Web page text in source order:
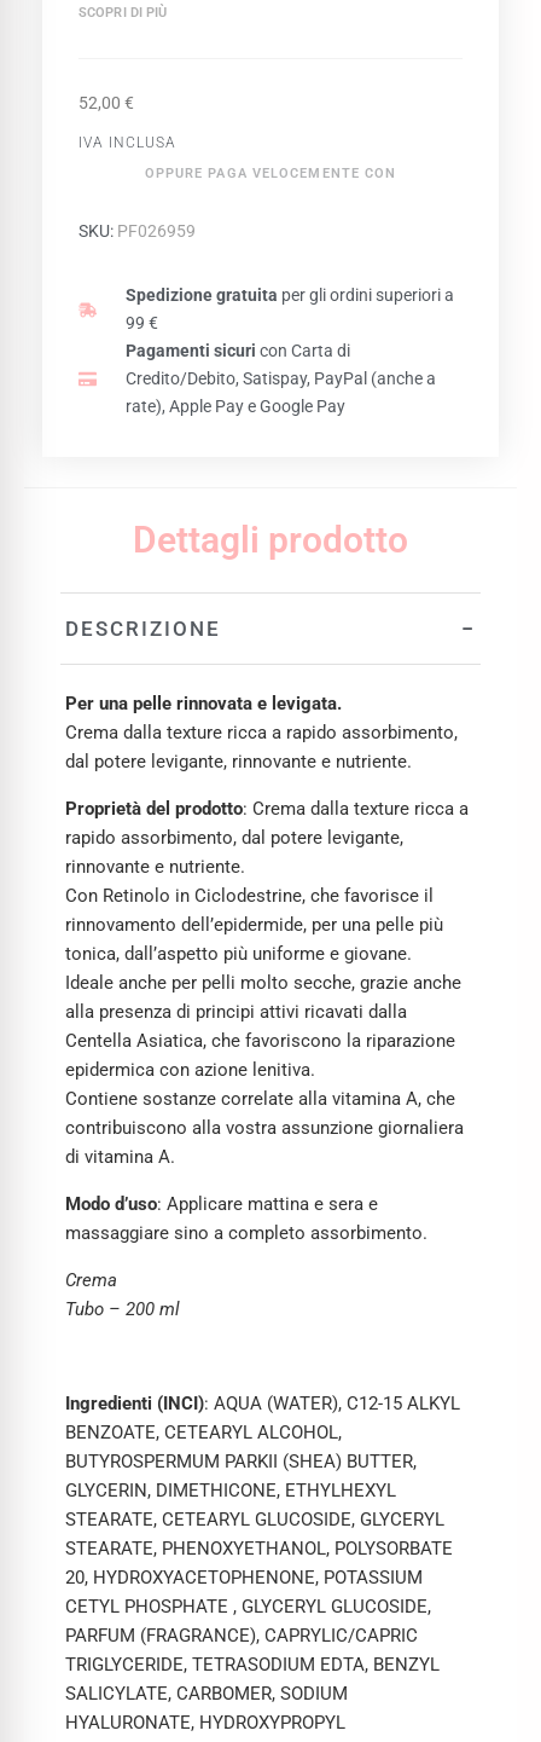
SCOPRI DI PIÙ
52,00 €
IVA INCLUSA
OPPURE PAGA VELOCEMENTE CON
SKU: PF026959
Spedizione gratuita per gli ordini superiori a
99 €
Pagamenti sicuri con Carta di
Credito/Debito, Satispay, PayPal (anche a
rate), Apple Pay e Google Pay
Dettagli prodotto
DESCRIZIONE −
Per una pelle rinnovata e levigata.
Crema dalla texture ricca a rapido assorbimento,
dal potere levigante, rinnovante e nutriente.
Proprietà del prodotto: Crema dalla texture ricca a
rapido assorbimento, dal potere levigante,
rinnovante e nutriente.
Con Retinolo in Ciclodestrine, che favorisce il
rinnovamento dell’epidermide, per una pelle più
tonica, dall’aspetto più uniforme e giovane.
Ideale anche per pelli molto secche, grazie anche
alla presenza di principi attivi ricavati dalla
Centella Asiatica, che favoriscono la riparazione
epidermica con azione lenitiva.
Contiene sostanze correlate alla vitamina A, che
contribuiscono alla vostra assunzione giornaliera
di vitamina A.
Modo d’uso: Applicare mattina e sera e
massaggiare sino a completo assorbimento.
Crema
Tubo – 200 ml
Ingredienti (INCI): AQUA (WATER), C12-15 ALKYL
BENZOATE, CETEARYL ALCOHOL,
BUTYROSPERMUM PARKII (SHEA) BUTTER,
GLYCERIN, DIMETHICONE, ETHYLHEXYL
STEARATE, CETEARYL GLUCOSIDE, GLYCERYL
STEARATE, PHENOXYETHANOL, POLYSORBATE
20, HYDROXYACETOPHENONE, POTASSIUM
CETYL PHOSPHATE , GLYCERYL GLUCOSIDE,
PARFUM (FRAGRANCE), CAPRYLIC/CAPRIC
TRIGLYCERIDE, TETRASODIUM EDTA, BENZYL
SALICYLATE, CARBOMER, SODIUM
HYALURONATE, HYDROXYPROPYL